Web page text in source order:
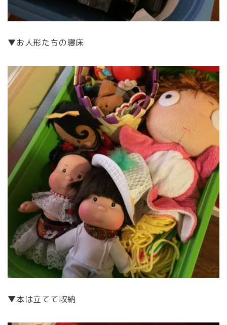
▼お人形たちの寝床
▼本は立てて収納